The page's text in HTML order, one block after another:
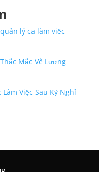
lý ca làm việc
Mắc Về Lương
Việc Sau Kỳ Nghỉ